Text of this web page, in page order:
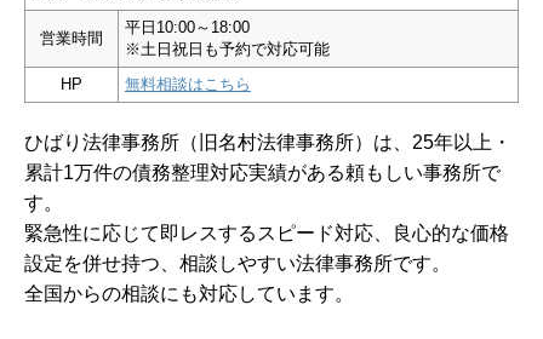
営業時間
平日10:00～18:00
※土日祝日も予約で対応可能
HP
無料相談はこちら
ひばり法律事務所（旧名村法律事務所）は、25年以上・
累計1万件の債務整理対応実績がある頼もしい事務所で
す。
緊急性に応じて即レスするスピード対応、良心的な価格
設定を併せ持つ、相談しやすい法律事務所です。
全国からの相談にも対応しています。